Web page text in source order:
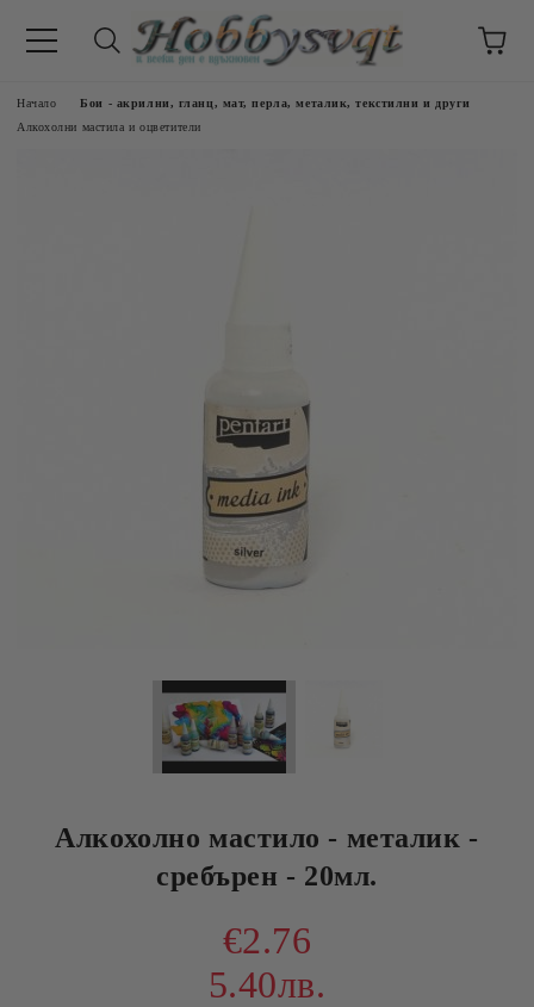
Начало
Бои - акрилни, гланц, мат, перла, металик, текстилни и други
Алкохолни мастила и оцветители
Алкохолно мастило - металик -
сребърен - 20мл.
€2.76
5.40лв.